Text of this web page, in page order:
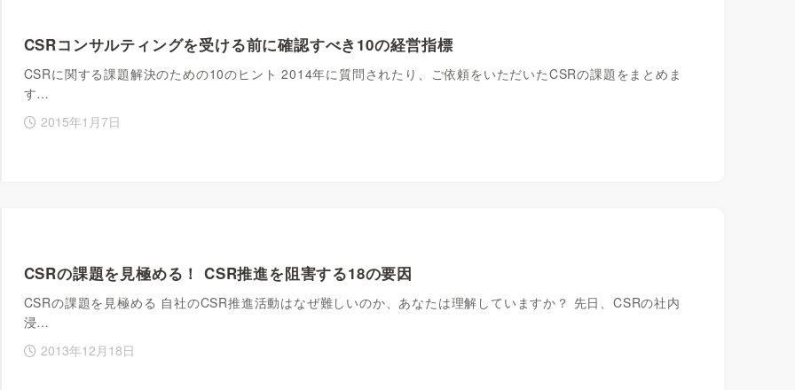
CSRコンサルティングを受ける前に確認すべき10の経営指標
CSRに関する課題解決のための10のヒント 2014年に質問されたり、ご依頼をいただいたCSRの課題をまとめま
す…
2015年1月7日
CSRの課題を見極める！ CSR推進を阻害する18の要因
CSRの課題を見極める 自社のCSR推進活動はなぜ難しいのか、あなたは理解していますか？ 先日、CSRの社内
浸…
2013年12月18日